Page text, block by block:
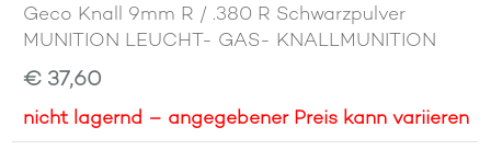
Geco Knall 9mm R / .380 R Schwarzpulver
MUNITION LEUCHT- GAS- KNALLMUNITION
€ 37,60
nicht lagernd – angegebener Preis kann variieren